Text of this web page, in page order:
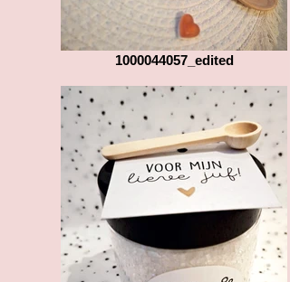
1000044057_edited